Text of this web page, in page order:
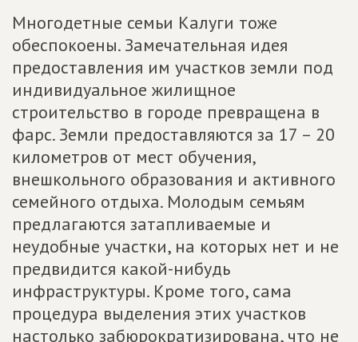
Многодетные семьи Калуги тоже
обеспокоены. Замечательная идея
предоставления им участков земли под
индивидуальное жилищное
строительство в городе превращена в
фарс. Земли предоставляются за 17 – 20
километров от мест обучения,
внешкольного образования и активного
семейного отдыха. Молодым семьям
предлагаются затапливаемые и
неудобные участки, на которых нет и не
предвидится какой-нибудь
инфраструктуры. Кроме того, сама
процедура выделения этих участков
настолько забюрократизирована, что не